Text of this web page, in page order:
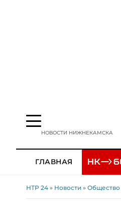
НОВОСТИ НИЖНЕКАМСКА
ГЛАВНАЯ
НТР 24 » Новости » Общество